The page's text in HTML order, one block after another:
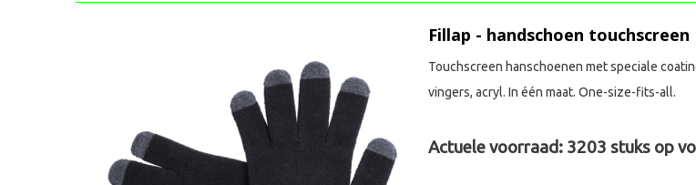
Fillap - handschoen touchscreen
Touchscreen hanschoenen met speciale
vingers, acryl. In één maat. One-size-fits-all.
Actuele voorraad: 3203 stuks op